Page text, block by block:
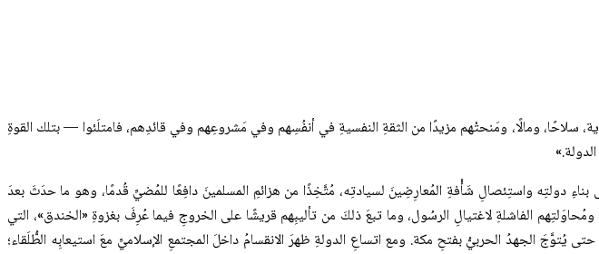
سلاحًا، ومالًا، ومَنحتْهم مزيدًا من الثقةِ النفسيةِ في أنفُسِهم وفي مَشروعِهم وفي قائدِهم، فامتلَئوا — بتلك القوةِ
دولتِه واستِئصالِ شَأْفةِ المُعارِضِينَ لسيادتِه، مُتَّخِذًا من هزائمِ المسلمينَ دافِعًا للمُضيِّ قُدمًا، وهو ما حدَثَ بعدَ
الفاشلةِ لاغتيالِ الرسُول، وما تبعَ ذلكَ من تأليبِهم قريشًا على الخروجِ فيما عُرِفَ بغزوةِ «الخندق»، التي
الجهدُ الحربيُّ بفتحِ مكة. ومع اتساعِ الدولةِ ظهرَ الانقسامُ داخلَ المجتمعِ الإسلاميِّ معَ استيعابِه الطُّلَقاء؛